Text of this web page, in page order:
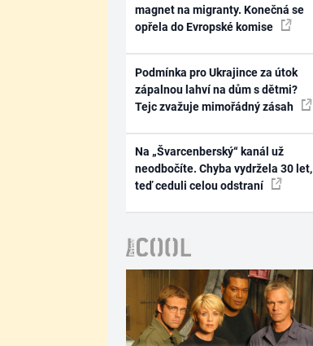
magnet na migranty. Konečná se
opřela do Evropské komise
Podmínka pro Ukrajince za útok
zápalnou lahví na dům s dětmi?
Tejc zvažuje mimořádný zásah
Na „Švarcenberský“ kanál už
neodbočíte. Chyba vydržela 30 let,
teď ceduli celou odstraní